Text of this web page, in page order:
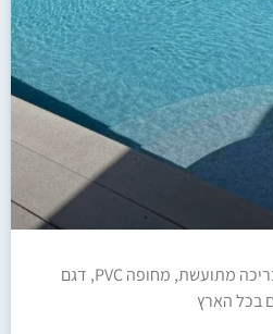
המרכז והשרון – הרצליה ב' בריכה מתועשת, מחופה PVC, דגם
בכל הארץ